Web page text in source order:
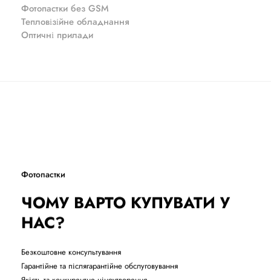
Фотопастки без GSM
Тепловізійне обладнання
Оптичні прилади
Фотопастки
ЧОМУ ВАРТО КУПУВАТИ У
НАС?
Безкоштовне консультування
Гарантійне та післягарантійне обслуговування